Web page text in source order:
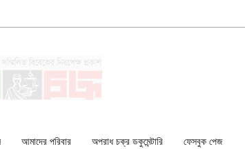
আমাদের পরিবার অপরাধ চক্র ডকুমেন্টারি ফেসবুক পেজ